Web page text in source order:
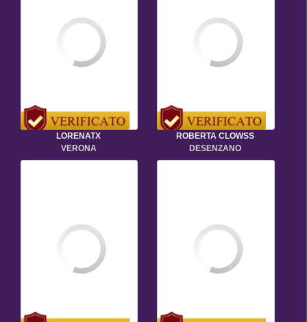
LORENATX
VERONA
ROBERTA CLOWSS
DESENZANO